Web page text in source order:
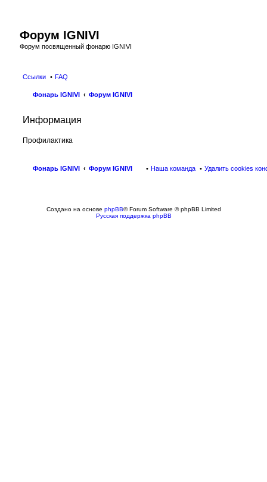
Форум IGNIVI
Форум посвященный фонарю IGNIVI
Ссылки FAQ
Фонарь IGNIVI Форум IGNIVI
Информация
Профилактика
Фонарь IGNIVI Форум IGNIVI Удалить cookies
Наша команда
Создано на основе phpBB® Forum Software © phpBB Limited
Русская поддержка phpBB